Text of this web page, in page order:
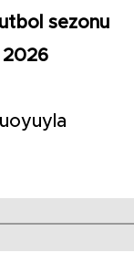
sezonu
2026